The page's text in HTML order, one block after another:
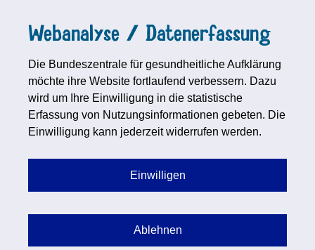
Webanalyse / Datenerfassung
Die Bundeszentrale für gesundheitliche Aufklärung
möchte ihre Website fortlaufend verbessern. Dazu
wird um Ihre Einwilligung in die statistische
Erfassung von Nutzungsinformationen gebeten. Die
Einwilligung kann jederzeit widerrufen werden.
Einwilligen
Ablehnen